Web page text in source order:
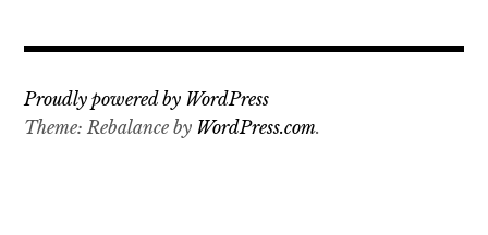
Proudly powered by WordPress
Theme: Rebalance by WordPress.com.